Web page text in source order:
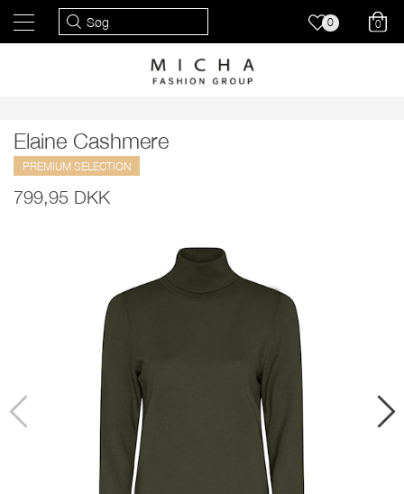
0 0
Elaine Cashmere
PREMIUM SELECTION
799,95 DKK